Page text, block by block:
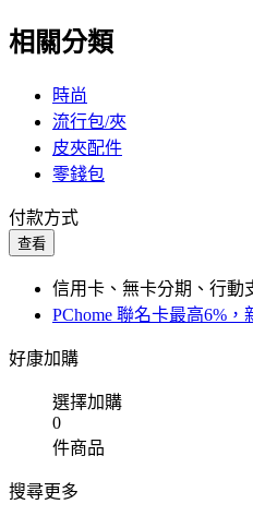
相關分類
時尚
流行包/夾
皮夾配件
零錢包
付款方式
查看
信用卡、無卡分期、行動
PChome 聯名卡最高6%，
好康加購
選擇加購
0
件商品
搜尋更多